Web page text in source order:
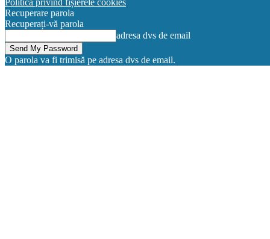
Politică privind fișierele cookies
Recuperare parola
Recuperați-vă parola
adresa dvs de email
O parola va fi trimisă pe adresa dvs de email.